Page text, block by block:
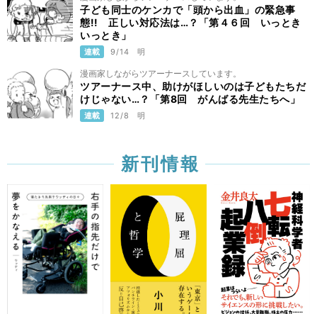
子ども同士のケンカで「頭から出血」の緊急事
態!! 正しい対応法は…？「第４６回 いっとき
いっとき」
連載 9/14 明
漫画家しながらツアーナースしています。
ツアーナース中、助けがほしいのは子どもたちだ
けじゃない…？「第8回 がんばる先生たちへ」
連載 12/8 明
新刊情報